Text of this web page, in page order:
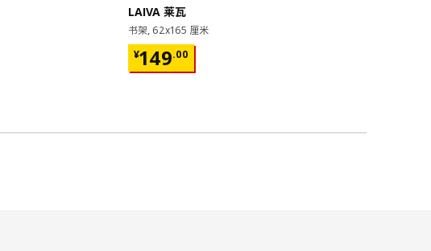
LAIVA 莱瓦
书架, 62x165 厘米
¥149.00
¥ 149.00